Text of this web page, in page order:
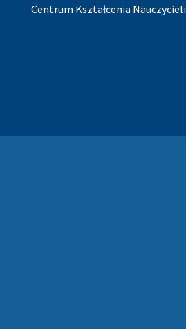
Centrum Kształcenia Nauczycieli